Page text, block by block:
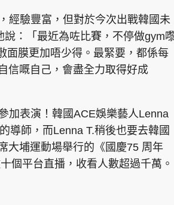
經驗豐富，但對於今次出戰韓國未
：「最近為咗比賽，不停做gym
面膜更加唔少得。最緊要，都係每
信嘅自己，會盡全力取得好成
加表演！韓國ACE娛樂藝人Lenna
導師，而Lenna T.稍後也要去韓國
大埔運動場舉行的《國慶75 周年
個平台直播，收看人數超過千萬。